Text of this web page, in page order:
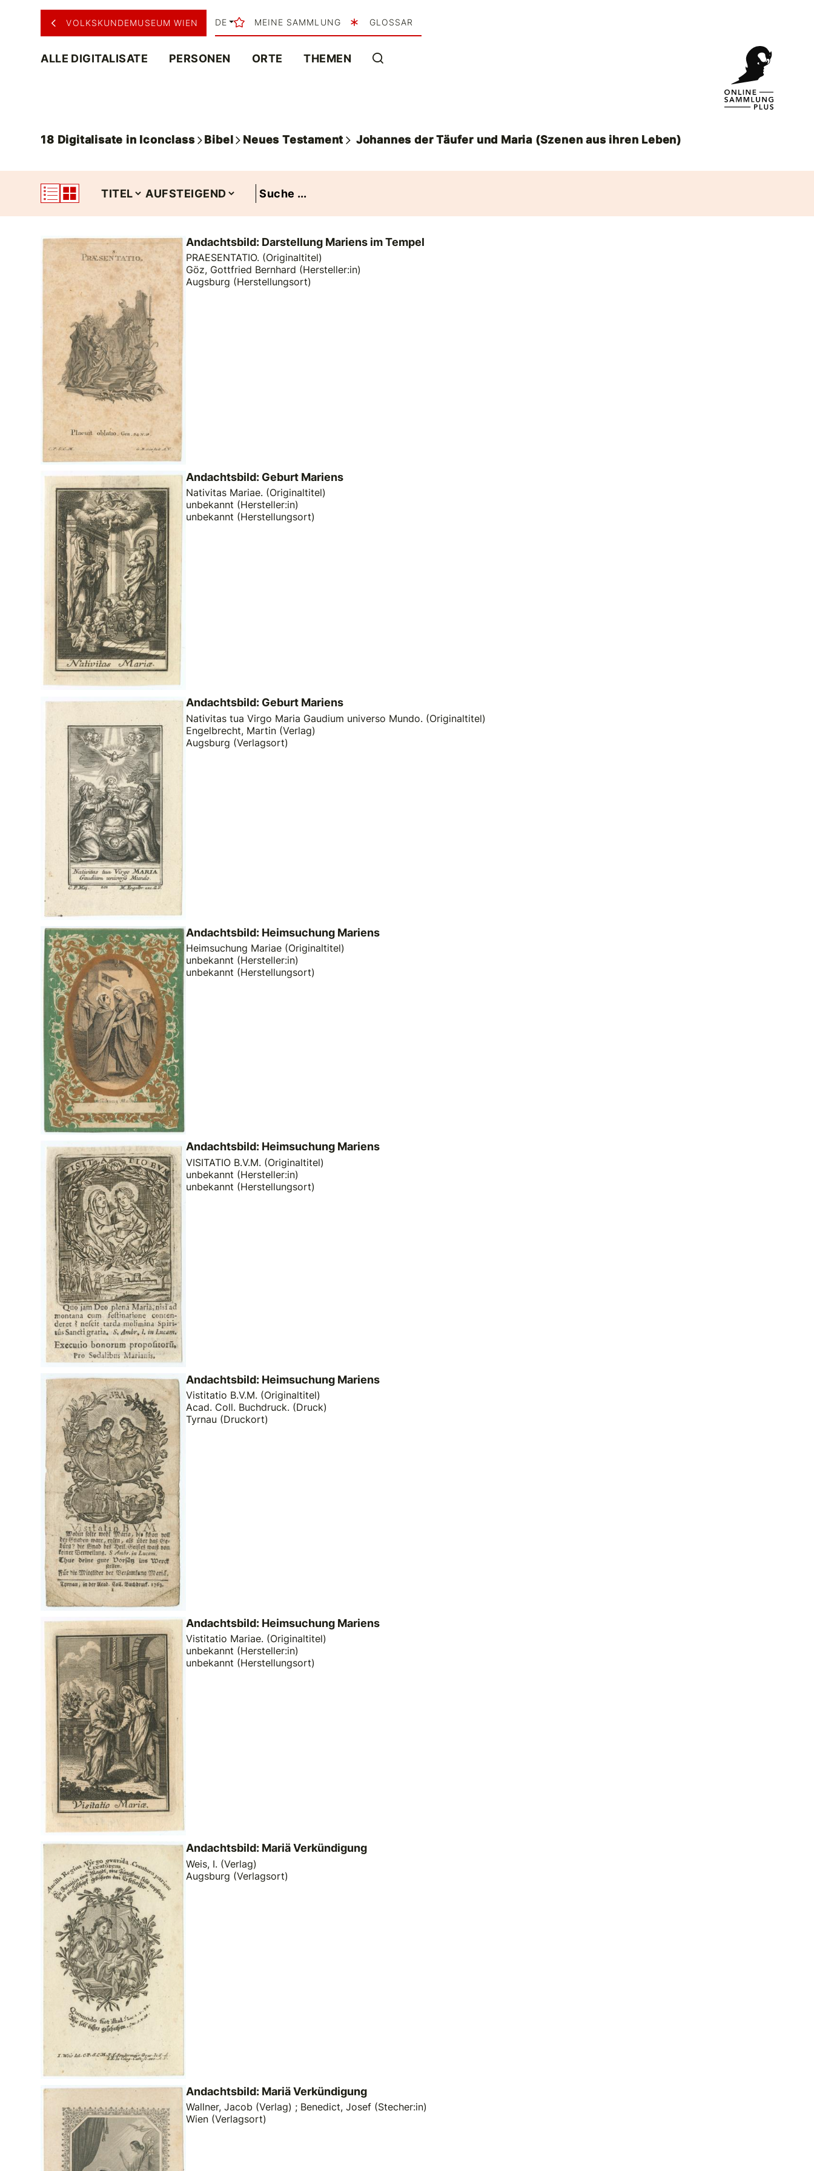
VOLKSKUNDEMUSEUM WIEN DE MEINE SAMMLUNG GLOSSAR
ALLE DIGITALISATE PERSONEN ORTE THEMEN
18 Digitalisate in Iconclass Bibel Neues Testament Johannes der Täufer und Maria (Szenen aus ihren Leben)
Andachtsbild: Darstellung Mariens im Tempel
PRAESENTATIO. (Originaltitel)
Göz, Gottfried Bernhard (Hersteller:in)
Augsburg (Herstellungsort)
Andachtsbild: Geburt Mariens
Nativitas Mariae. (Originaltitel)
unbekannt (Hersteller:in)
unbekannt (Herstellungsort)
Andachtsbild: Geburt Mariens
Nativitas tua Virgo Maria Gaudium universo Mundo. (Originaltitel)
Engelbrecht, Martin (Verlag)
Augsburg (Verlagsort)
Andachtsbild: Heimsuchung Mariens
Heimsuchung Mariae (Originaltitel)
unbekannt (Hersteller:in)
unbekannt (Herstellungsort)
Andachtsbild: Heimsuchung Mariens
VISITATIO B.V.M. (Originaltitel)
unbekannt (Hersteller:in)
unbekannt (Herstellungsort)
Andachtsbild: Heimsuchung Mariens
Vistitatio B.V.M. (Originaltitel)
Acad. Coll. Buchdruck. (Druck)
Tyrnau (Druckort)
Andachtsbild: Heimsuchung Mariens
Vistitatio Mariae. (Originaltitel)
unbekannt (Hersteller:in)
unbekannt (Herstellungsort)
Andachtsbild: Mariä Verkündigung
Weis, I. (Verlag)
Augsburg (Verlagsort)
Andachtsbild: Mariä Verkündigung
Wallner, Jacob (Verlag) ; Benedict, Josef (Stecher:in)
Wien (Verlagsort)